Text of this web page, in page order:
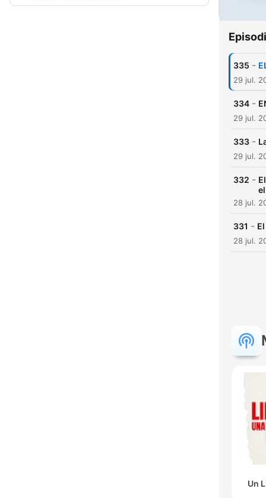
335 -
29 jul.
334 -
29 jul.
333 -
29 jul.
332 -
28 jul.
331 -
28 jul.
Un